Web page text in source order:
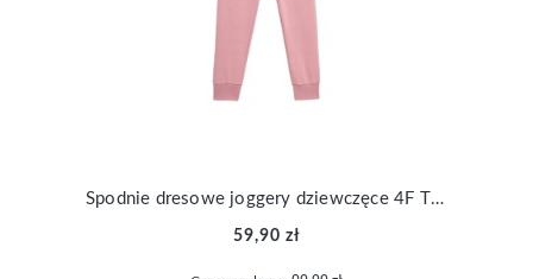
Spodnie dresowe joggery dziewczęce 4F TTROF267-56S
59,90 zł